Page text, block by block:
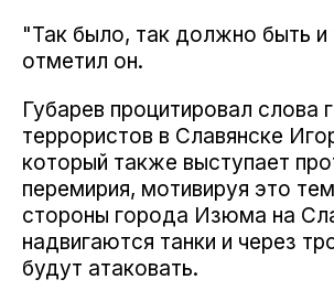
"Так было, так должно быть и
отметил он.
Губарев процитировал слова
террористов в Славянске
который также выступает
перемирия, мотивируя это
стороны города Изюма на
надвигаются танки и через
будут атаковать.